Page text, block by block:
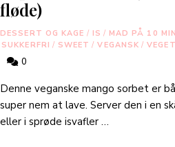
fløde)
DESSERT OG KAGE / IS / MAD PÅ 10
SUKKERFRI / SWEET / VEGANSK /
0
Denne veganske mango sorbet er
super nem at lave. Server den i en
eller i sprøde isvafler …